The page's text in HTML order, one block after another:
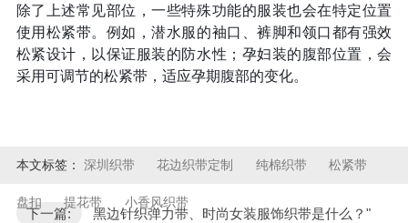
除了上述常见部位，一些特殊功能的服装也会在特定位置
使用松紧带。例如，潜水服的袖口、裤脚和领口都有强效
松紧设计，以保证服装的防水性；孕妇装的腹部位置，会
采用可调节的松紧带，适应孕期腹部的变化。
本文标签： 深圳织带 花边织带定制 纯棉织带 松紧带
盘扣 提花带 小香风织带
下一篇: 黑边针织弹力带、时尚女装服饰织带是什么？"